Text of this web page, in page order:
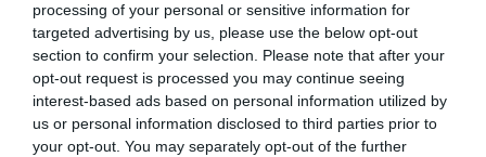
processing of your personal or sensitive information for
targeted advertising by us, please use the below opt-out
section to confirm your selection. Please note that after your
opt-out request is processed you may continue seeing
interest-based ads based on personal information utilized by
us or personal information disclosed to third parties prior to
your opt-out. You may separately opt-out of the further
"Las empresas tendrán que
aprender urgentemente a
establecer una